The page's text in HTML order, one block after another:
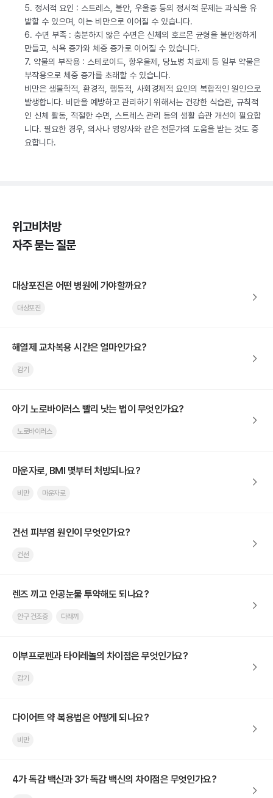
5. 정서적 요인 : 스트레스, 불안, 우울증 등의 정서적 문제는 과식을 유
발할 수 있으며, 이는 비만으로 이어질 수 있습니다.
6. 수면 부족 : 충분하지 않은 수면은 신체의 호르몬 균형을 불안정하게
만들고, 식욕 증가와 체중 증가로 이어질 수 있습니다.
7. 약물의 부작용 : 스테로이드, 항우울제, 당뇨병 치료제 등 일부 약물은
부작용으로 체중 증가를 초래할 수 있습니다.
비만은 생물학적, 환경적, 행동적, 사회경제적 요인의 복합적인 원인으로
발생합니다. 비만을 예방하고 관리하기 위해서는 건강한 식습관, 규칙적
인 신체 활동, 적절한 수면, 스트레스 관리 등의 생활 습관 개선이 필요합
니다. 필요한 경우, 의사나 영양사와 같은 전문가의 도움을 받는 것도 중
요합니다.
위고비처방
자주 묻는 질문
대상포진은 어떤 병원에 가야할까요?
대상포진
해열제 교차복용 시간은 얼마인가요?
감기
아기 노로바이러스 빨리 낫는 법이 무엇인가요?
노로바이러스
마운자로, BMI 몇부터 처방되나요?
비만 마운자로
건선 피부염 원인이 무엇인가요?
건선
렌즈 끼고 인공눈물 투약해도 되나요?
안구 건조증 다래끼
이부프로펜과 타이레놀의 차이점은 무엇인가요?
감기
다이어트 약 복용법은 어떻게 되나요?
비만
4가 독감 백신과 3가 독감 백신의 차이점은 무엇인가요?